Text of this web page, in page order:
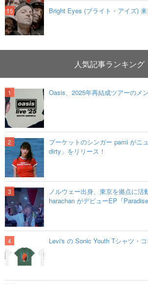
Bright Eyes (ブライト・アイズ)
人気記事ランキング
Oasis、2025年再結成ツアーのメ
プーケットのシンガー pami がニ
dirty」をリリース！
ノルウェー出身、東京を拠点に活
harachan がデビューEP『
Levi's の Sonic Youth Tシャツ・